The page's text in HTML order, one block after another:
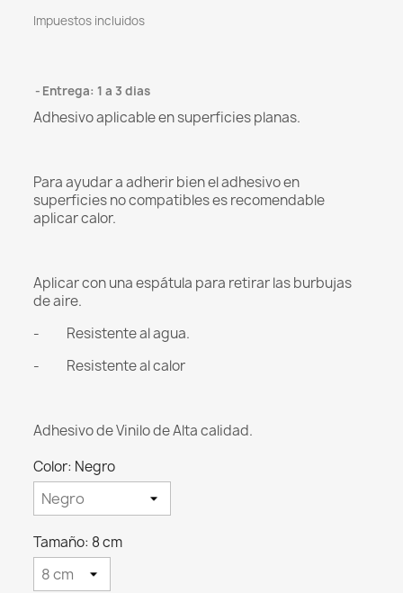
Impuestos incluidos
Entrega: 1 a 3 dias
Adhesivo aplicable en superficies planas.
Para ayudar a adherir bien el adhesivo en
superficies no compatibles es recomendable
aplicar calor.
Aplicar con una espátula para retirar las burbujas
de aire.
- Resistente al agua.
- Resistente al calor
Adhesivo de Vinilo de Alta calidad.
Color: Negro
Tamaño: 8 cm